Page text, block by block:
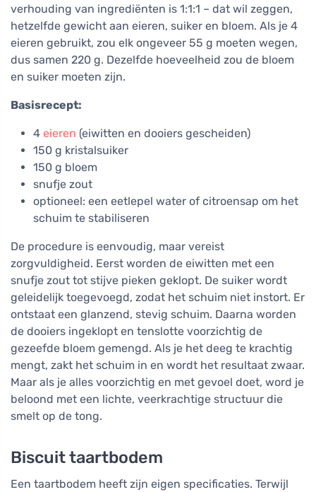
verhouding van ingrediënten is 1:1:1 – dat wil zeggen,
hetzelfde gewicht aan eieren, suiker en bloem. Als je 4
eieren gebruikt, zou elk ongeveer 55 g moeten wegen,
dus samen 220 g. Dezelfde hoeveelheid zou de bloem
en suiker moeten zijn.
Basisrecept:
4 eieren (eiwitten en dooiers gescheiden)
150 g kristalsuiker
150 g bloem
snufje zout
optioneel: een eetlepel water of citroensap om het
schuim te stabiliseren
De procedure is eenvoudig, maar vereist
zorgvuldigheid. Eerst worden de eiwitten met een
snufje zout tot stijve pieken geklopt. De suiker wordt
geleidelijk toegevoegd, zodat het schuim niet instort. Er
ontstaat een glanzend, stevig schuim. Daarna worden
de dooiers ingeklopt en tenslotte voorzichtig de
gezeefde bloem gemengd. Als je het deeg te krachtig
mengt, zakt het schuim in en wordt het resultaat zwaar.
Maar als je alles voorzichtig en met gevoel doet, word je
beloond met een lichte, veerkrachtige structuur die
smelt op de tong.
Biscuit taartbodem
Een taartbodem heeft zijn eigen specificaties. Terwijl